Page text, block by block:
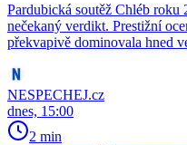
Pardubická soutěž Chléb roku
nečekaný verdikt. Prestižní
překvapivě dominovala hned
NESPECHEJ.cz
dnes, 15:00
2 min